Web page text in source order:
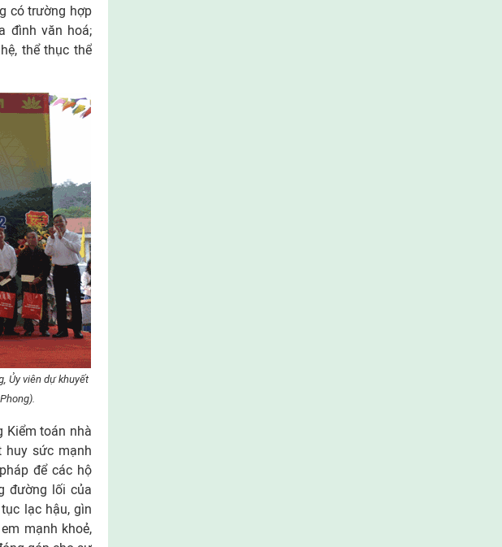
có trường hợp
đình văn hoá;
thể thục thể
Ủy viên dự khuyết
Kiểm toán nhà
huy sức mạnh
để các hộ
đường lối của
lạc hậu, gìn
mạnh khoẻ,